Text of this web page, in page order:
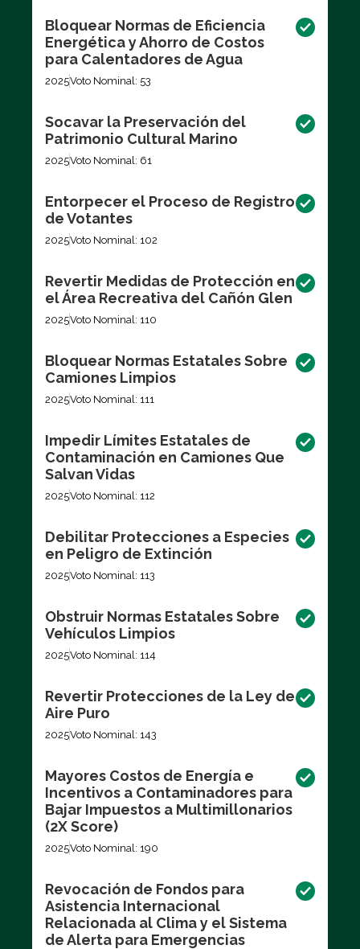
Bloquear Normas de Eficiencia
Energética y Ahorro de Costos
para Calentadores de Agua
2025Voto Nominal: 53
Socavar la Preservación del
Patrimonio Cultural Marino
2025Voto Nominal: 61
Entorpecer el Proceso de Registro
de Votantes
2025Voto Nominal: 102
Revertir Medidas de Protección en
el Área Recreativa del Cañón Glen
2025Voto Nominal: 110
Bloquear Normas Estatales Sobre
Camiones Limpios
2025Voto Nominal: 111
Impedir Límites Estatales de
Contaminación en Camiones Que
Salvan Vidas
2025Voto Nominal: 112
Debilitar Protecciones a Especies
en Peligro de Extinción
2025Voto Nominal: 113
Obstruir Normas Estatales Sobre
Vehículos Limpios
2025Voto Nominal: 114
Revertir Protecciones de la Ley de
Aire Puro
2025Voto Nominal: 143
Mayores Costos de Energía e
Incentivos a Contaminadores para
Bajar Impuestos a Multimillonarios
(2X Score)
2025Voto Nominal: 190
Revocación de Fondos para
Asistencia Internacional
Relacionada al Clima y el Sistema
de Alerta para Emergencias